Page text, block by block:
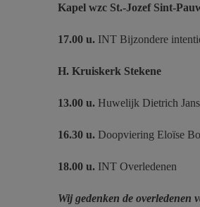
Kapel wzc St.-Jozef Sint-
17.00 u. INT Bijzondere
H. Kruiskerk Stekene
13.00 u. Huwelijk Dietrich
16.30 u. Doopviering Eloïse
18.00 u. INT Overledenen
Wij gedenken de overledenen